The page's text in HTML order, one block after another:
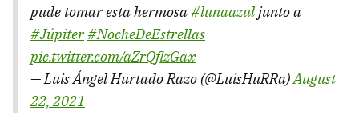
pude tomar esta hermosa#lunaazuljunto a
#Júpiter#NocheDeEstrellas
pic.twitter.com/aZrQflzGax
— Luis Ángel Hurtado Razo (@LuisHuRRa)August
22, 2021